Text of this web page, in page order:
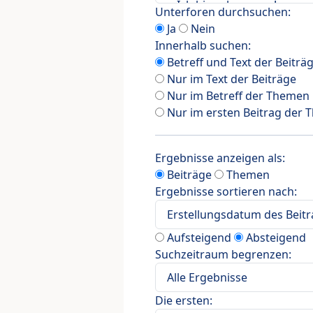
Unterforen durchsuchen:
Ja
Nein
Innerhalb suchen:
Betreff und Text der
Nur im Text der Beiträge
Nur im Betreff der Themen
Nur im ersten Beitrag der
Ergebnisse anzeigen als:
Beiträge
Themen
Ergebnisse sortieren nach:
Aufsteigend
Absteigend
Suchzeitraum begrenzen:
Die ersten: